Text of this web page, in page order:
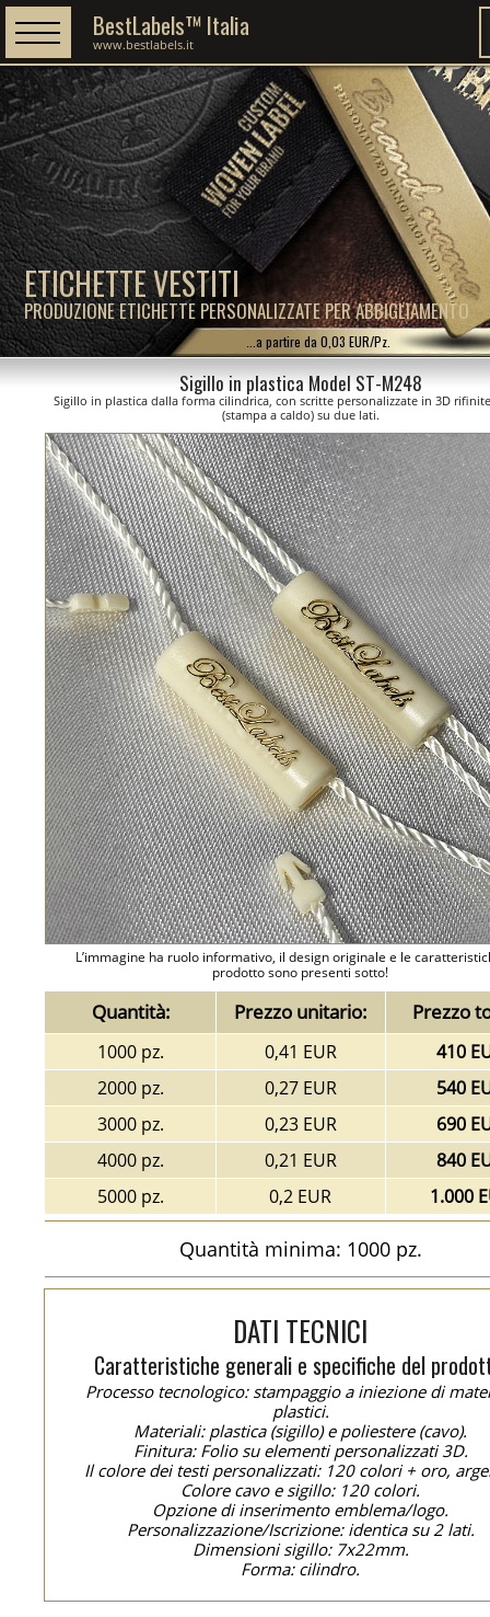
ETICHETTE VESTITI
PRODUZIONE ETICHETTE PERSONALIZZATE PER ABBIGLIAMENTO
BestLabels™ Italia
www.bestlabels.it
...a partire da 0,03 EUR/Pz.
Sigillo in plastica Model ST-M248
Sigillo in plastica dalla forma cilindrica, con scritte personalizzate in 3D
(stampa a caldo) su due lati.
L’immagine ha ruolo informativo, il design originale e le
prodotto sono presenti sotto!
Quantità: Prezzo unitario: Prezzo
1000 pz. 0,41 EUR
410
2000 pz.
0,27 EUR
540
3000 pz.
0,23 EUR
690
4000 pz.
0,21 EUR
840
5000 pz.
0,2 EUR 1.000
Quantità minima: 1000 pz.
DATI TECNICI
Caratteristiche generali e specifiche del
Processo tecnologico: stampaggio a iniezione di
plastici.
Materiali: plastica (sigillo) e poliestere (cavo).
Finitura: Folio su elementi personalizzati 3D.
Il colore dei testi personalizzati: 120 colori + oro,
Colore cavo e sigillo: 120 colori.
Opzione di inserimento emblema/logo.
Personalizzazione/Iscrizione: identica su 2 lati.
Dimensioni sigillo: 7x22mm.
Forma: cilindro.